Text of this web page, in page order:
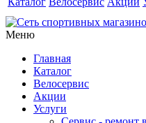
Меню
Главная
Каталог
Велосервис
Акции
Услуги